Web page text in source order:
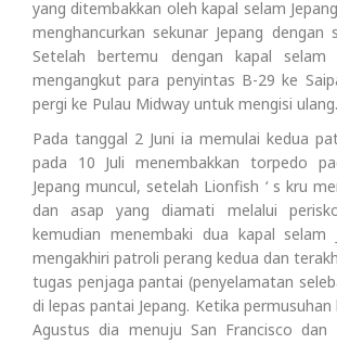
yang ditembakkan oleh kapal selam
menghancurkan sekunar Jepang dengan
Setelah bertemu dengan kapal
mengangkut para penyintas B-29 ke
pergi ke Pulau Midway untuk mengisi ulang.
Pada tanggal 2 Juni ia memulai kedua
pada 10 Juli menembakkan torpedo
Jepang muncul, setelah Lionfish ‘ s kru
dan asap yang diamati melalui
kemudian menembaki dua kapal selam
mengakhiri patroli perang kedua dan
tugas penjaga pantai (penyelamatan
di lepas pantai Jepang. Ketika permusuhan
Agustus dia menuju San Francisco dan